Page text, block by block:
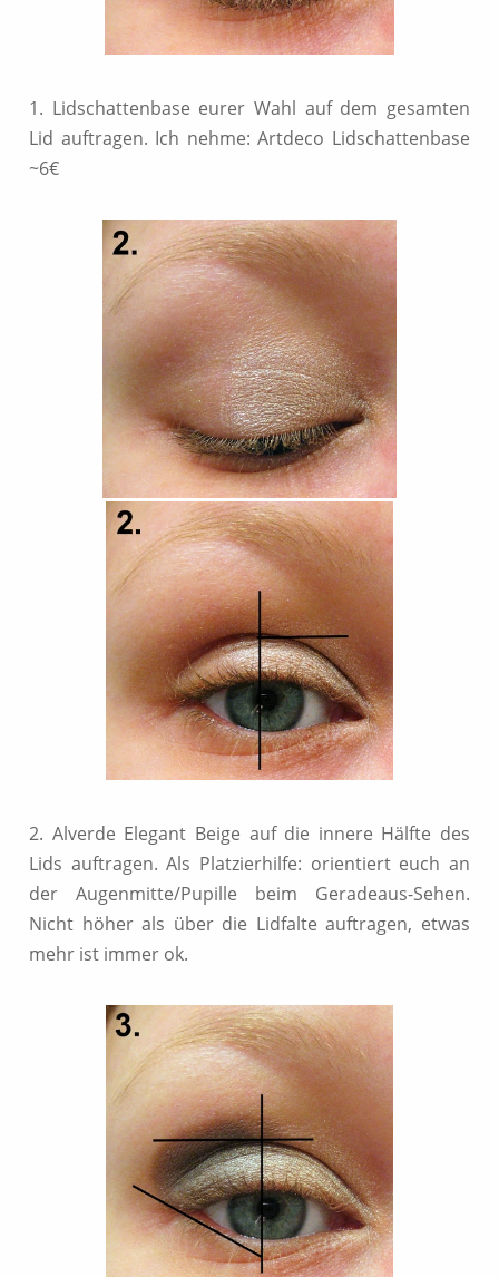
1. Lidschattenbase eurer Wahl auf dem gesamten
Lid auftragen. Ich nehme: Artdeco Lidschattenbase
~6€
2. Alverde Elegant Beige auf die innere Hälfte des
Lids auftragen. Als Platzierhilfe: orientiert euch an
der Augenmitte/Pupille beim Geradeaus-Sehen.
Nicht höher als über die Lidfalte auftragen, etwas
mehr ist immer ok.